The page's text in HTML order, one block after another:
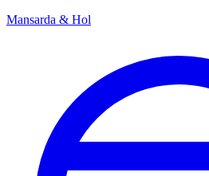
Mansarda & Hol